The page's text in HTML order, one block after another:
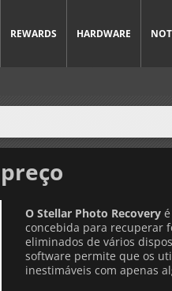
REWARDS HARDWARE
O Stellar Photo Recovery
concebida para recuperar
eliminados de vários
software permite que os
inestimáveis com apenas